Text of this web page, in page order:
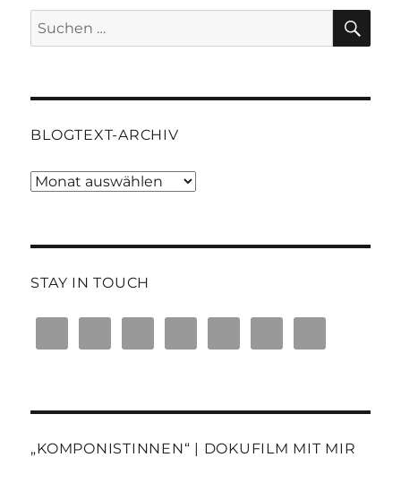
Suchen
nach:
BLOGTEXT-ARCHIV
Blogtext-
STAY IN TOUCH
„KOMPONISTINNEN“ | DOKUFILM MIT MIR